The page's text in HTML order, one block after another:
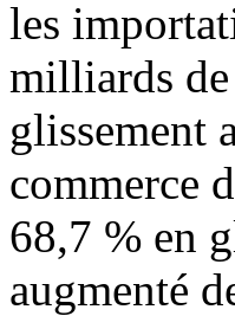
les
milliards
glissement
commerce
68,7 % en
augmenté